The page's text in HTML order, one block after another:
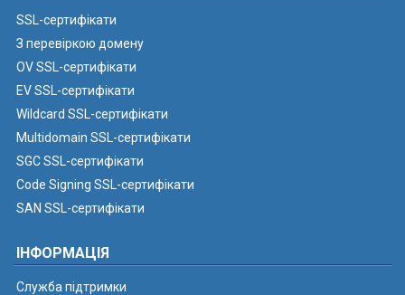
SSL-сертифікати
З перевіркою домену
OV SSL-сертифікати
EV SSL-сертифікати
Wildcard SSL-сертифікати
Multidomain SSL-сертифікати
SGC SSL-сертифікати
Code Signing SSL-сертифікати
SAN SSL-сертифікати
ІНФОРМАЦІЯ
Служба підтримки